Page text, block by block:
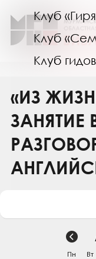
Клуб
Клуб
Клуб гидов
Контакты
«ИЗ
ЗАНЯТИЕ
Пн Вт